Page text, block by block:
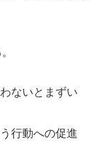
ないとまずい
行動への促進